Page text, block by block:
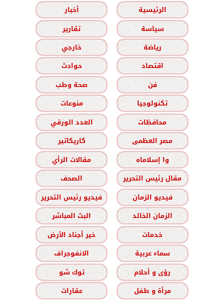
الرئيسية
أخبار
سياسة
تقارير
رياضة
خارجي
اقتصاد
حوادث
فن
صحة وطب
تكنولوجيا
منوعات
محافظات
العدد الورقي
مصر العظمى
كاريكاتير
وا إسلاماه
مقالات الرأي
مقال رئيس التحرير
الصحف
فيديو الزمان
فيديو رئيس التحرير
الزمان الخالد
البث المباشر
خدمات
خير أجناد الأرض
سماء عربية
الانفوجراف
رؤى و أحلام
توك شو
مرأة و طفل
عقارات